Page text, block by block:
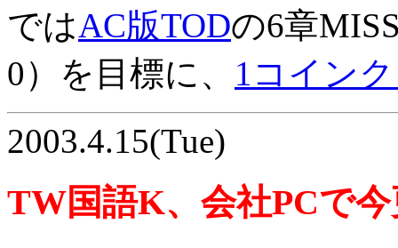
ではAC版TODの6章
0）を目標に、 1コイン
2003.4.15(Tue)
TW国語K、会社PCで